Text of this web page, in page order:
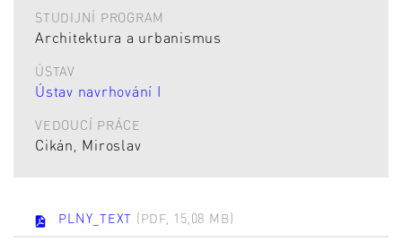
STUDIJNÍ PROGRAM
Architektura a urbanismus
ÚSTAV
Ústav navrhování I
VEDOUCÍ PRÁCE
Cikán, Miroslav
PLNY_TEXT (PDF, 15,08 MB)